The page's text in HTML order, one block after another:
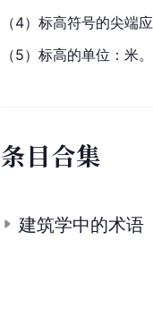
（4）标高符号的尖端
（5）标高的单位：米。
条目合集
建筑学中的术语